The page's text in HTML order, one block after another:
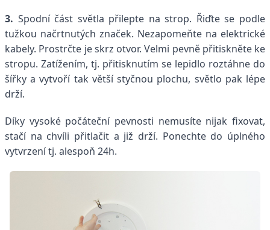
3. Spodní část světla přilepte na strop. Řiďte se podle
tužkou načrtnutých značek. Nezapomeňte na elektrické
kabely. Prostrčte je skrz otvor. Velmi pevně přitiskněte ke
stropu. Zatížením, tj. přitisknutím se lepidlo roztáhne do
šířky a vytvoří tak větší styčnou plochu, světlo pak lépe
drží.
Díky vysoké počáteční pevnosti nemusíte nijak fixovat,
stačí na chvíli přitlačit a již drží. Ponechte do úplného
vytvrzení tj. alespoň 24h.